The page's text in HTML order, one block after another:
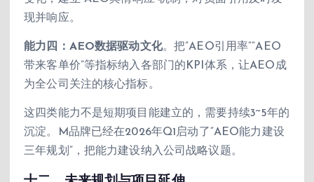
现并响应。
能力四：AEO数据驱动文化。把”AEO引用率””AEO
带来客单价”等指标纳入各部门的KPI体系，让AEO成
为全公司关注的核心指标。
这四类能力不是短期项目能建立的，需要持续3~5年的
沉淀。M品牌已经在2026年Q1启动了”AEO能力建设
三年规划”，把能力建设纳入公司战略议题。